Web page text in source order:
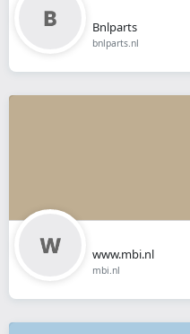
Bnlparts
bnlparts.nl
www.mbi.nl
mbi.nl